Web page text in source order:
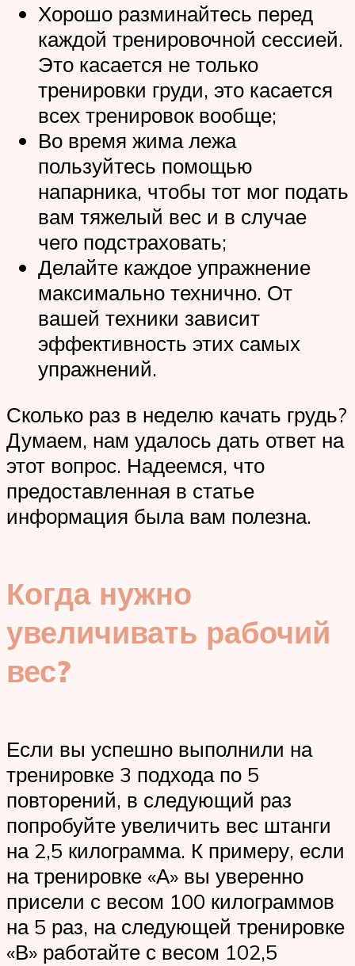
Хорошо разминайтесь перед
каждой тренировочной сессией.
Это касается не только
тренировки груди, это касается
всех тренировок вообще;
Во время жима лежа
пользуйтесь помощью
напарника, чтобы тот мог подать
вам тяжелый вес и в случае
чего подстраховать;
Делайте каждое упражнение
максимально технично. От
вашей техники зависит
эффективность этих самых
упражнений.
Сколько раз в неделю качать грудь?
Думаем, нам удалось дать ответ на
этот вопрос. Надеемся, что
предоставленная в статье
информация была вам полезна.
Когда нужно
увеличивать рабочий
вес?
Если вы успешно выполнили на
тренировке 3 подхода по 5
повторений, в следующий раз
попробуйте увеличить вес штанги
на 2,5 килограмма. К примеру, если
на тренировке «А» вы уверенно
присели с весом 100 килограммов
на 5 раз, на следующей тренировке
«В» работайте с весом 102,5